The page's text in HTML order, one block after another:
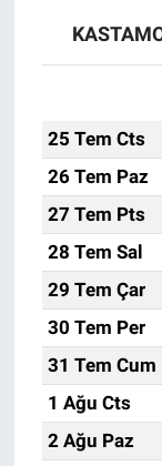
25 Tem Cts
26 Tem Paz
27 Tem Pts
28 Tem Sal
29 Tem Çar
30 Tem Per
31 Tem Cum
1 Ağu Cts
2 Ağu Paz